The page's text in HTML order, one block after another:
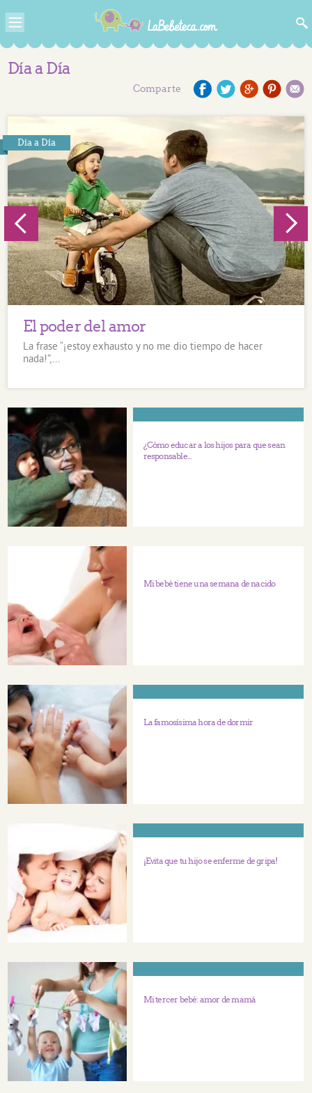
Día a Día
Comparte
Día a Día
El poder del amor
La frase “¡estoy exhausto y no me dio tiempo de hacer
nada!”,…
¿Cómo educar a los hijos para que sean
responsable...
Mi bebé tiene una semana de nacido
La famosísima hora de dormir
¡Evita que tu hijo se enferme de gripa!
Mi tercer bebé: amor de mamá